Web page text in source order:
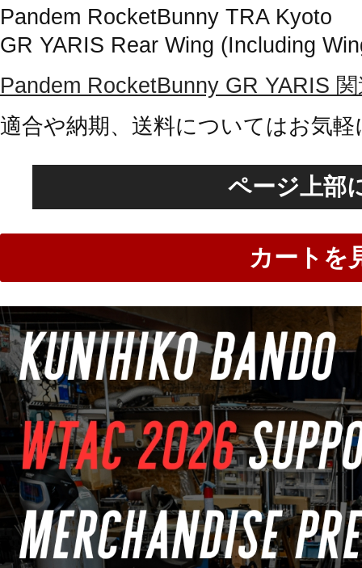
Pandem RocketBunny TRA Kyoto
GR YARIS Rear Wing (Including
Pandem RocketBunny GR YARIS
適合や納期、送料についてはお気
ページ上部
カートを